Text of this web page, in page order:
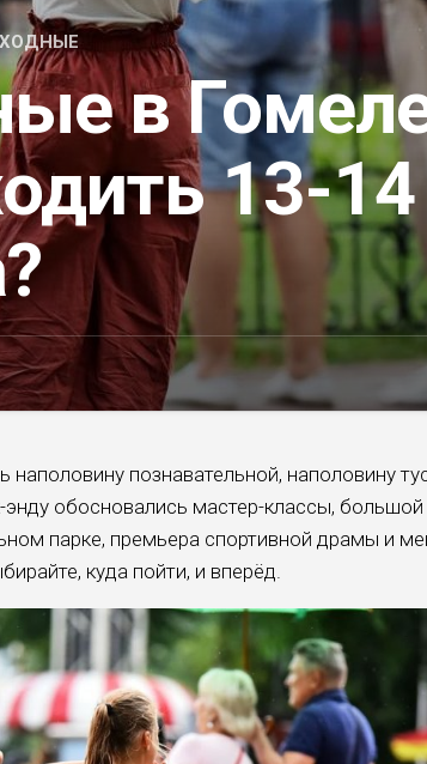
в
13-14
познавательной, наполовину
обосновались мастер-классы, большой
парке, премьера спортивной драмы и
куда пойти, и вперёд.